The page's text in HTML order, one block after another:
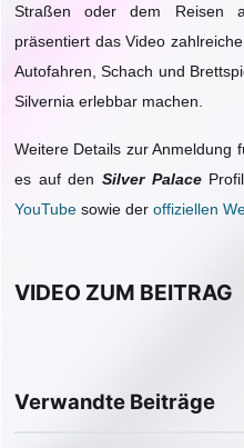
Straßen oder dem Reisen
präsentiert das Video
Autofahren, Schach und
Silvernia erlebbar machen.
Weitere Details zur Anmeldung
es auf den Silver Palace
YouTube sowie der offiziellen
VIDEO ZUM BEITRAG
Video im
Verwandte Beiträge